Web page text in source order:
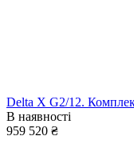
Delta X G2/12.
В наявності
959 520 ₴